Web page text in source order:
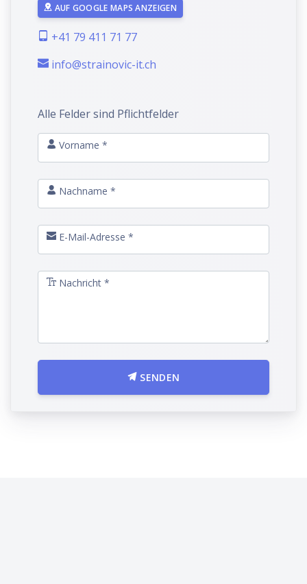
AUF GOOGLE MAPS ANZEIGEN
+41 79 411 71 77
info@strainovic-it.ch
Alle Felder sind Pflichtfelder
Vorname *
Nachname *
E-Mail-Adresse *
Nachricht *
SENDEN